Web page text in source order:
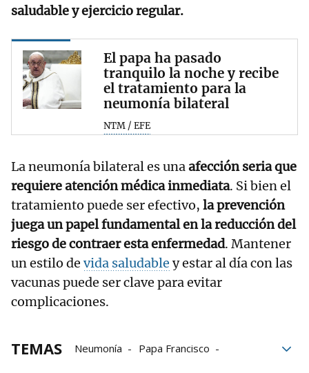
saludable y ejercicio regular.
El papa ha pasado
tranquilo la noche y recibe
el tratamiento para la
neumonía bilateral
NTM / EFE
La neumonía bilateral es unaafección seria que
requiere atención médica inmediata. Si bien el
tratamiento puede ser efectivo, la prevención
juega un papel fundamental en la reducción del
riesgo de contraer esta enfermedad. Mantener
un estilo de vida saludable y estar al día con las
vacunas puede ser clave para evitar
complicaciones.
TEMAS Neumonía
Papa Francisco